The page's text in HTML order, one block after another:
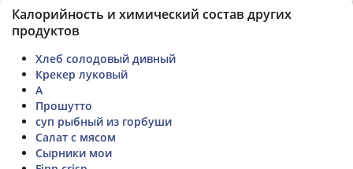
Калорийность и химический состав других
продуктов
Хлеб солодовый дивный
Крекер луковый
А
Прошутто
суп рыбный из горбуши
Салат с мясом
Сырники мои